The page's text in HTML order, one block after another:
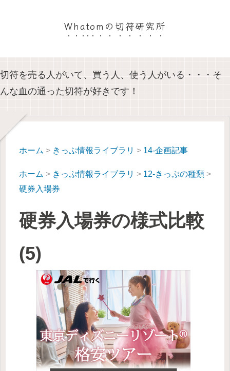
Whatomの切符研究所
切符を売る人がいて、買う人、使う人がいる・・・そ
んな血の通った切符が好きです！
ホーム > きっぷ情報ライブラリ > 14-企画記事
ホーム > きっぷ情報ライブラリ > 12-きっぷの種類 >
硬券入場券
硬券入場券の様式比較
(5)